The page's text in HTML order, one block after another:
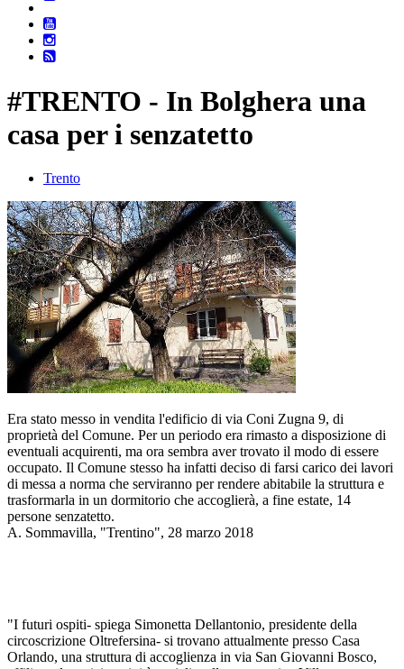
#TRENTO - In Bolghera una
casa per i senzatetto
Trento
Era stato messo in vendita l'edificio di via Coni Zugna 9, di
proprietà del Comune. Per un periodo era rimasto a disposizione di
eventuali acquirenti, ma ora sembra aver trovato il modo di essere
occupato. Il Comune stesso ha infatti deciso di farsi carico dei lavori
di messa a norma che serviranno per rendere abitabile la struttura e
trasformarla in un dormitorio che accoglierà, a fine estate, 14
persone senzatetto.
A. Sommavilla, "Trentino", 28 marzo 2018
"I futuri ospiti- spiega Simonetta Dellantonio, presidente della
circoscrizione Oltrefersina- si trovano attualmente presso Casa
Orlando, una struttura di accoglienza in via San Giovanni Bosco,